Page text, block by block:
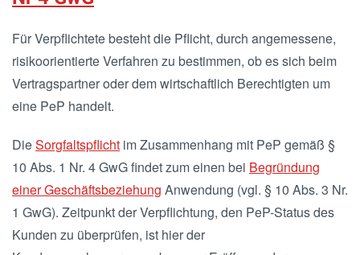
Für Verpflichtete besteht die Pflicht, durch angemessene,
risikoorientierte Verfahren zu bestimmen, ob es sich beim
Vertragspartner oder dem wirtschaftlich Berechtigten um
eine PeP handelt.
DieSorgfaltspflicht im Zusammenhang mit PeP gemäß §
10 Abs. 1 Nr. 4 GwG findet zum einen bei Begründung
einer Geschäftsbeziehung Anwendung (vgl. § 10 Abs. 3 Nr.
1 GwG). Zeitpunkt der Verpflichtung, den PeP-Status des
Kunden zu überprüfen, ist hier der